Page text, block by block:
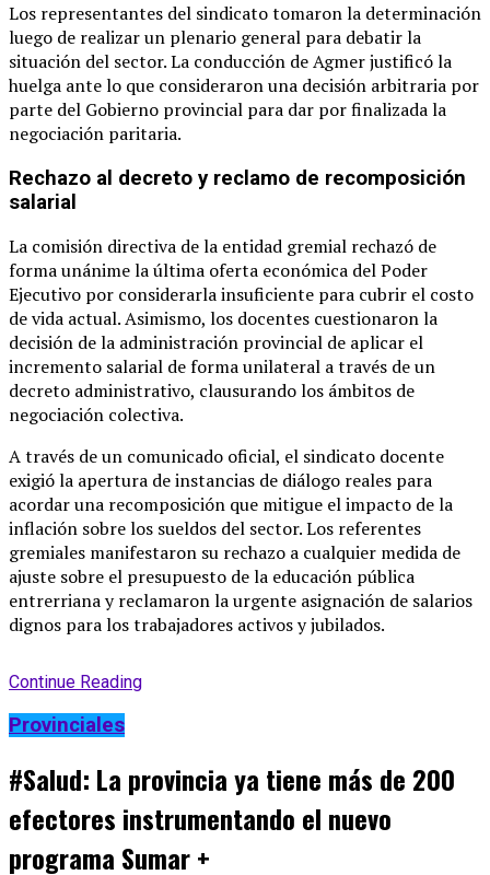
Los representantes del sindicato tomaron la determinación
luego de realizar un plenario general para debatir la
situación del sector. La conducción de Agmer justificó la
huelga ante lo que consideraron una decisión arbitraria por
parte del Gobierno provincial para dar por finalizada la
negociación paritaria.
Rechazo al decreto y reclamo de recomposición
salarial
La comisión directiva de la entidad gremial rechazó de
forma unánime la última oferta económica del Poder
Ejecutivo por considerarla insuficiente para cubrir el costo
de vida actual. Asimismo, los docentes cuestionaron la
decisión de la administración provincial de aplicar el
incremento salarial de forma unilateral a través de un
decreto administrativo, clausurando los ámbitos de
negociación colectiva.
A través de un comunicado oficial, el sindicato docente
exigió la apertura de instancias de diálogo reales para
acordar una recomposición que mitigue el impacto de la
inflación sobre los sueldos del sector. Los referentes
gremiales manifestaron su rechazo a cualquier medida de
ajuste sobre el presupuesto de la educación pública
entrerriana y reclamaron la urgente asignación de salarios
dignos para los trabajadores activos y jubilados.
Continue Reading
Provinciales
#Salud: La provincia ya tiene más de 200
efectores instrumentando el nuevo
programa Sumar +